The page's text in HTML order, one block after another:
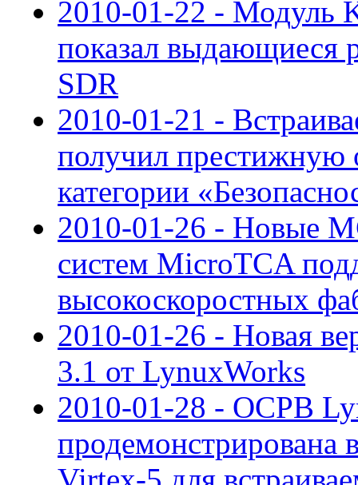
2010-01-22 - Модуль
показал выдающиеся
SDR
2010-01-21 -
получил престижную
категории
2010-01-26 - Новые
систем MicroTCA
высокоскоростных
2010-01-26 - Новая
3.1 от LynuxWorks
2010-01-28 - ОСРВ
продемонстрирована